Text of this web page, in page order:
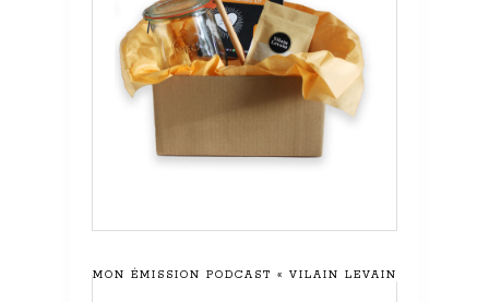
MON ÉMISSION PODCAST « VILAIN LEVAIN »